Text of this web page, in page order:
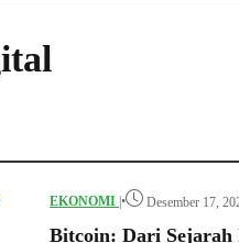
EKONOMI |• Desember 17,
Bitcoin: Dari Sejarah